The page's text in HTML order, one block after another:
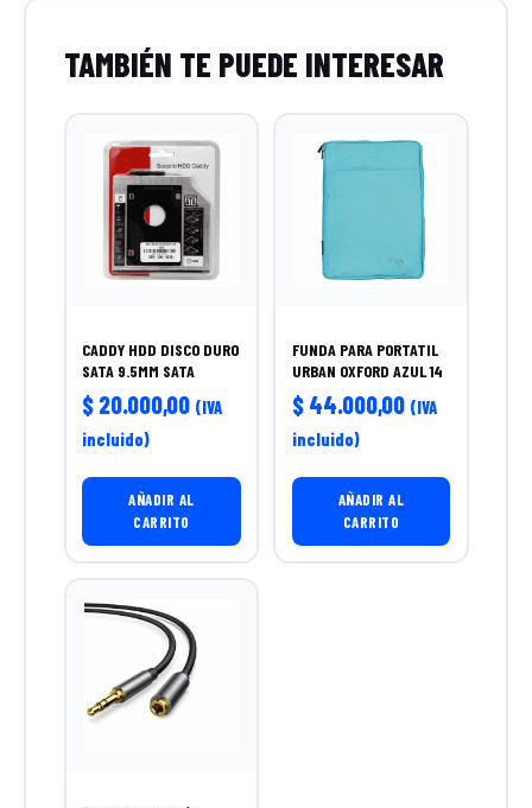
CADDY HDD DISCO DURO
SATA 9.5MM SATA
$ 20.000,00 (IVA
incluido)
AÑADIR AL
CARRITO
FUNDA PARA PORTATIL
URBAN OXFORD AZUL 14
$44.000,00 (IVA
incluido)
AÑADIR AL
CARRITO